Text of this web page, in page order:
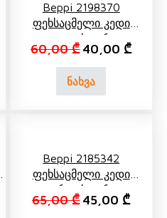
was: 95,00 ₾.
price is: 65,00 ₾.
Beppi 2198370
Ფეხსაცმელი Კედი
Ლილისფერი
60,00₾ Original price
40,00 ₾
ნახვა
was: 115,00 ₾.
price is: 85,00 ₾.
Beppi 2185342
Ფეხსაცმელი Კედი
Ვარდისფერი
65,00₾ Original price
45,00 ₾